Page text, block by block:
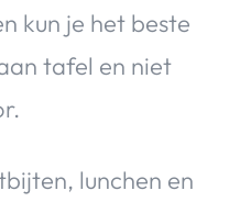
kun je het beste
tafel en niet
lunchen en